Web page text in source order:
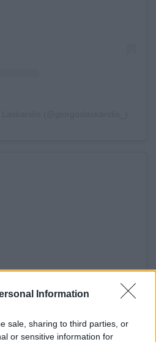
Information
sale, sharing to third parties, or
or sensitive information for
on Instagram